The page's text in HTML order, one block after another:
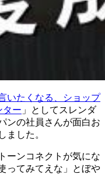
いたくなる、ショップ
ター 」としてスレンダ
ンの社員さんが面白お
ました。
ーンコネクトが気にな
ってみてえな」とぼや